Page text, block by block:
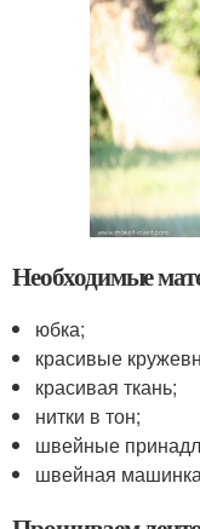
Необходимые
юбка;
красивые
красивая ткань;
нитки в тон;
швейные
швейная